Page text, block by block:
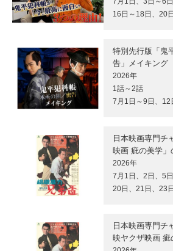
16日～18日、20日
特別先行版「鬼
告」メイキング
2026年
1話～2話
7月1日～9日、12
日本映画専門チ
映画 疵の美学」
2026年
7月1日、2日、5
20日、21日、23日
日本映画専門チ
映ヤクザ映画